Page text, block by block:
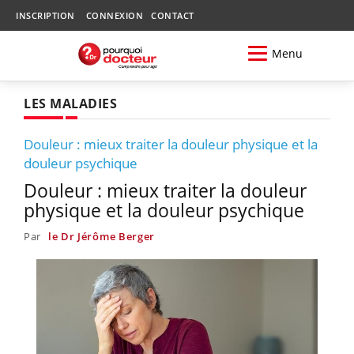
INSCRIPTION CONNEXION CONTACT
Menu
LES MALADIES
Douleur : mieux traiter la douleur physique et la
douleur psychique
Douleur : mieux traiter la douleur
physique et la douleur psychique
Par le Dr Jérôme Berger